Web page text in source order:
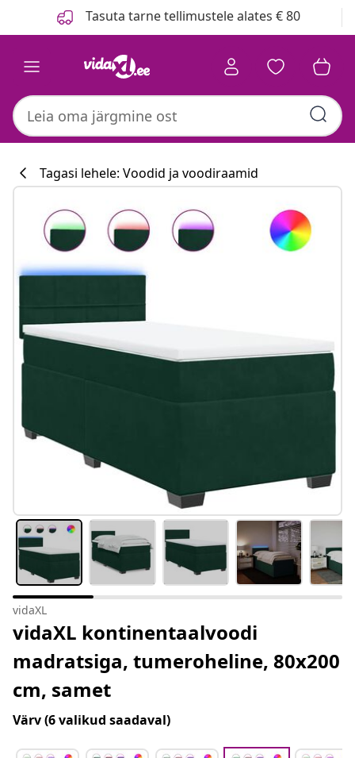
Tasuta tarne tellimustele alates € 80
#sharemevidaxl
Tagasi lehele: Voodid ja voodiraamid
vidaXL
vidaXL kontinentaalvoodi
madratsiga, tumeroheline, 80x200
cm, samet
Värv(6 valikud saadaval)